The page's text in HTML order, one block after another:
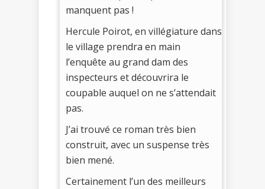
manquent pas !
Hercule Poirot, en villégiature dans
le village prendra en main
l’enquête au grand dam des
inspecteurs et découvrira le
coupable auquel on ne s’attendait
pas.
J’ai trouvé ce roman très bien
construit, avec un suspense très
bien mené.
Certainement l’un des meilleurs